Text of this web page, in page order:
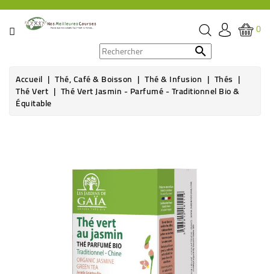
CATÉGORIE
ÉPICERIE
THÉ,
0

Accueil Thé, Café & Boisson Thé & Infusion Thés
Thé Vert Thé Vert Jasmin - Parfumé - Traditionnel Bio &
Équitable